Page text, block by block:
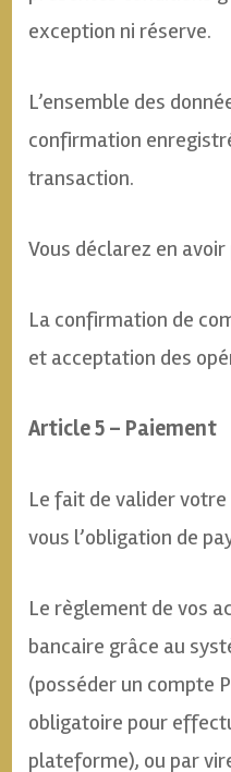
exception ni réserve.
L’ensemble des
confirmation
transaction.
Vous déclarez en
La confirmation de
et acceptation des
Article 5 – Paiement
Le fait de valider
vous l’obligation de
Le règlement de vos
bancaire grâce au
(posséder un compte
obligatoire pour
plateforme), ou par